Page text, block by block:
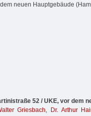
neuen Hauptgebäude
52 / UKE, vor dem
Griesbach, Dr. Arthur